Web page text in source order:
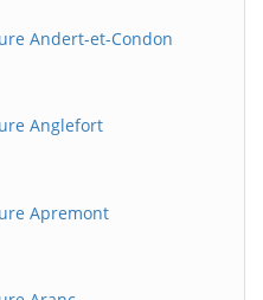
Andert-et-Condon
Anglefort
Apremont